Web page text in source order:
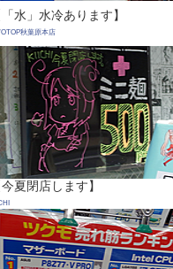
「水」水冷あります】
秋葉原本店
今夏閉店します】